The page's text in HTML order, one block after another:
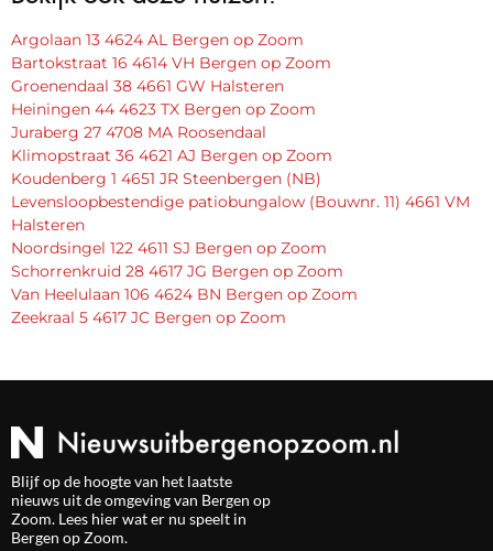
Argolaan 13 4624 AL Bergen op Zoom
Bartokstraat 16 4614 VH Bergen op Zoom
Groenendaal 38 4661 GW Halsteren
Heiningen 44 4623 TX Bergen op Zoom
Juraberg 27 4708 MA Roosendaal
Klimopstraat 36 4621 AJ Bergen op Zoom
Koudenberg 1 4651 JR Steenbergen (NB)
Levensloopbestendige patiobungalow (Bouwnr. 11) 4661 VM
Halsteren
Noordsingel 122 4611 SJ Bergen op Zoom
Schorrenkruid 28 4617 JG Bergen op Zoom
Van Heelulaan 106 4624 BN Bergen op Zoom
Zeekraal 5 4617 JC Bergen op Zoom
Blijf op de hoogte van het laatste
nieuws uit de omgeving van Bergen op
Zoom. Lees hier wat er nu speelt in
Bergen op Zoom.